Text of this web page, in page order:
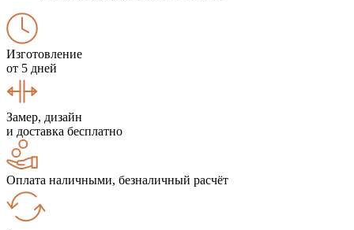
Изготовление
от 5 дней
Замер, дизайн
и доставка бесплатно
Оплата наличными, безналичный расчёт